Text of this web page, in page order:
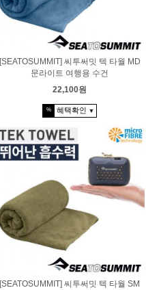
[SEATOSUMMIT] 씨투써밋 텍 타월 MD
문라이트 여행용 수건
22,100원
% 혜택확인 ▼
[SEATOSUMMIT] 씨투써밋 텍 타월 SM